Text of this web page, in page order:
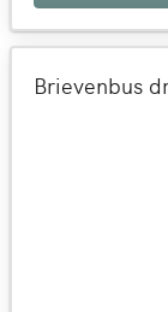
Brievenbus